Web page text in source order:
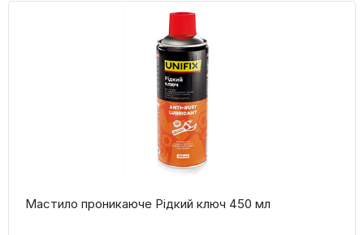
Мастило проникаюче Рідкий ключ 450 мл